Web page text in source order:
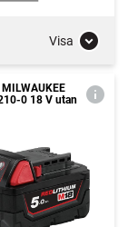
Visa
0 18 V utan